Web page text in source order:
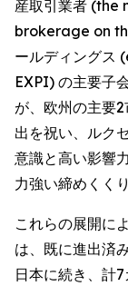
産取引業者
brokerage on
ールディングス
EXPI) の主要子
が、欧州の主要
出を祝い、ルク
意識と高い影響
力強い締めくく
これらの展開に
は、既に進出済
日本に続き、計